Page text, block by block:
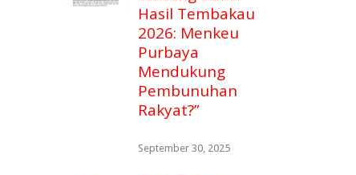
Hasil Tembakau
2026: Menkeu
Purbaya
Mendukung
Pembunuhan
Rakyat?”
September 30, 2025